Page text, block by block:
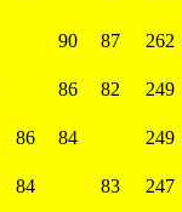
90 87
262
86 82
249
86 84
249
84 83
247